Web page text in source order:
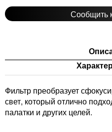
Сообщить
Фильтр преобразует
свет, который отлично
палатки и других целей.